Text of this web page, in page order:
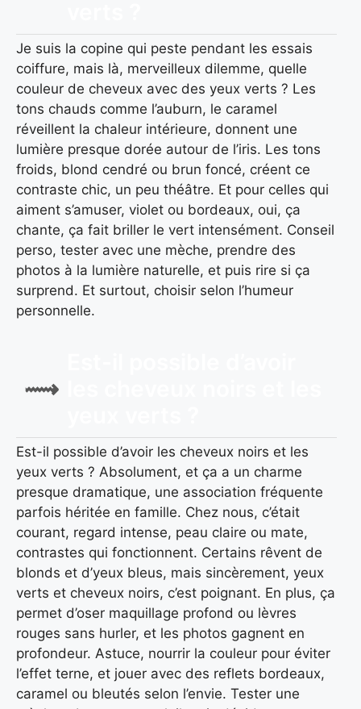
Je suis la copine qui peste pendant les essais
coiffure, mais là, merveilleux dilemme, quelle
couleur de cheveux avec des yeux verts ? Les
tons chauds comme l’auburn, le caramel
réveillent la chaleur intérieure, donnent une
lumière presque dorée autour de l’iris. Les tons
froids, blond cendré ou brun foncé, créent ce
contraste chic, un peu théâtre. Et pour celles qui
aiment s’amuser, violet ou bordeaux, oui, ça
chante, ça fait briller le vert intensément. Conseil
perso, tester avec une mèche, prendre des
photos à la lumière naturelle, et puis rire si ça
surprend. Et surtout, choisir selon l’humeur
personnelle.
Est-il possible d’avoir les cheveux noirs et les
yeux verts ? Absolument, et ça a un charme
presque dramatique, une association fréquente
parfois héritée en famille. Chez nous, c’était
courant, regard intense, peau claire ou mate,
contrastes qui fonctionnent. Certains rêvent de
blonds et d’yeux bleus, mais sincèrement, yeux
verts et cheveux noirs, c’est poignant. En plus, ça
permet d’oser maquillage profond ou lèvres
rouges sans hurler, et les photos gagnent en
profondeur. Astuce, nourrir la couleur pour éviter
l’effet terne, et jouer avec des reflets bordeaux,
caramel ou bleutés selon l’envie. Tester une